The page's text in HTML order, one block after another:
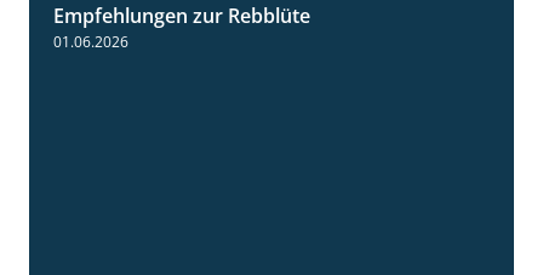
Empfehlungen zur Rebblüte
01.06.2026